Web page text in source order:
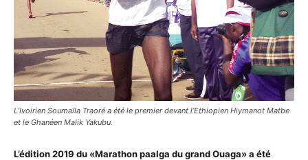
L’Ivoirien Soumaïla Traoré a été le premier devant l’Ethiopien Hiymanot Matbe
et le Ghanéen Malik Yakubu.
L’édition 2019 du «Marathon paalga du grand Ouaga» a été